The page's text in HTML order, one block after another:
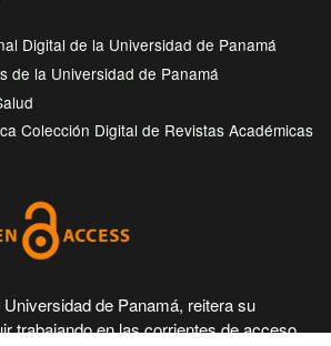
Digital de la Universidad de Panamá
de la Universidad de Panamá
Colección Digital de Revistas Académicas
de Panamá, reitera su
trabajando en las corrientes de acceso